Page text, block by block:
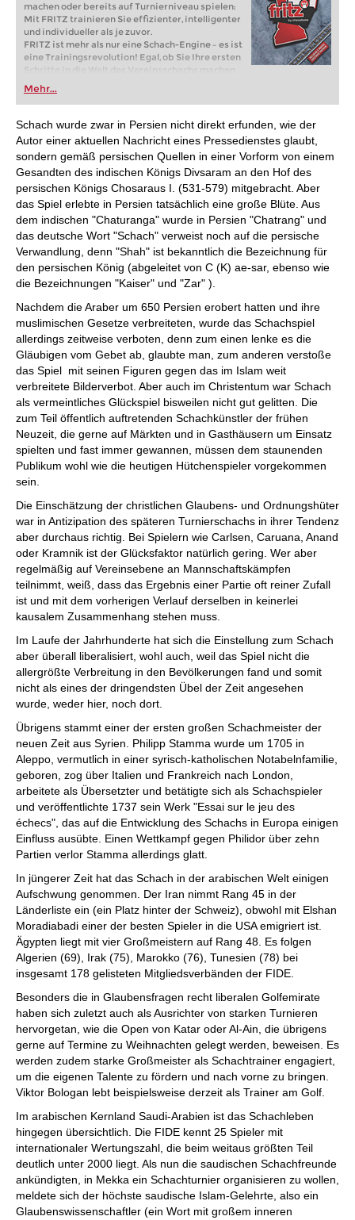
machen oder bereits auf Turnierniveau spielen:
Mit FRITZ trainieren Sie effizienter, intelligenter
und individueller als je zuvor.
FRITZ ist mehr als nur eine Schach-Engine – es ist
eine Trainingsrevolution! Egal, ob Sie Ihre ersten
Schritte in die Welt des Vereinsschachs machen
oder bereits auf Turnierniveau spielen: Mit
FRITZ trainieren Sie effizienter, intelligenter und
individueller als je zuvor.
Mehr...
Schach wurde zwar in Persien nicht direkt erfunden, wie der
Autor einer aktuellen Nachricht eines Pressedienstes glaubt,
sondern gemäß persischen Quellen in einer Vorform von einem
Gesandten des indischen Königs Divsaram an den Hof des
persischen Königs Chosaraus I. (531-579) mitgebracht. Aber
das Spiel erlebte in Persien tatsächlich eine große Blüte. Aus
dem indischen "Chaturanga" wurde in Persien "Chatrang" und
das deutsche Wort "Schach" verweist noch auf die persische
Verwandlung, denn "Shah" ist bekanntlich die Bezeichnung für
den persischen König (abgeleitet von C (K) ae-sar, ebenso wie
die Bezeichnungen "Kaiser" und "Zar" ).
Nachdem die Araber um 650 Persien erobert hatten und ihre
muslimischen Gesetze verbreiteten, wurde das Schachspiel
allerdings zeitweise verboten, denn zum einen lenke es die
Gläubigen vom Gebet ab, glaubte man, zum anderen verstoße
das Spiel mit seinen Figuren gegen das im Islam weit
verbreitete Bilderverbot. Aber auch im Christentum war Schach
als vermeintliches Glückspiel bisweilen nicht gut gelitten. Die
zum Teil öffentlich auftretenden Schachkünstler der frühen
Neuzeit, die gerne auf Märkten und in Gasthäusern um Einsatz
spielten und fast immer gewannen, müssen dem staunenden
Publikum wohl wie die heutigen Hütchenspieler vorgekommen
sein.
Die Einschätzung der christlichen Glaubens- und Ordnungshüter
war in Antizipation des späteren Turnierschachs in ihrer Tendenz
aber durchaus richtig. Bei Spielern wie Carlsen, Caruana, Anand
oder Kramnik ist der Glücksfaktor natürlich gering. Wer aber
regelmäßig auf Vereinsebene an Mannschaftskämpfen
teilnimmt, weiß, dass das Ergebnis einer Partie oft reiner Zufall
ist und mit dem vorherigen Verlauf derselben in keinerlei
kausalem Zusammenhang stehen muss.
Im Laufe der Jahrhunderte hat sich die Einstellung zum Schach
aber überall liberalisiert, wohl auch, weil das Spiel nicht die
allergrößte Verbreitung in den Bevölkerungen fand und somit
nicht als eines der dringendsten Übel der Zeit angesehen
wurde, weder hier, noch dort.
Übrigens stammt einer der ersten großen Schachmeister der
neuen Zeit aus Syrien. Philipp Stamma wurde um 1705 in
Aleppo, vermutlich in einer syrisch-katholischen Notabelnfamilie,
geboren, zog über Italien und Frankreich nach London,
arbeitete als Übersetzter und betätigte sich als Schachspieler
und veröffentlichte 1737 sein Werk "Essai sur le jeu des
échecs", das auf die Entwicklung des Schachs in Europa einigen
Einfluss ausübte. Einen Wettkampf gegen Philidor über zehn
Partien verlor Stamma allerdings glatt.
In jüngerer Zeit hat das Schach in der arabischen Welt einigen
Aufschwung genommen. Der Iran nimmt Rang 45 in der
Länderliste ein (ein Platz hinter der Schweiz), obwohl mit Elshan
Moradiabadi einer der besten Spieler in die USA emigriert ist.
Ägypten liegt mit vier Großmeistern auf Rang 48. Es folgen
Algerien (69), Irak (75), Marokko (76), Tunesien (78) bei
insgesamt 178 gelisteten Mitgliedsverbänden der FIDE.
Besonders die in Glaubensfragen recht liberalen Golfemirate
haben sich zuletzt auch als Ausrichter von starken Turnieren
hervorgetan, wie die Open von Katar oder Al-Ain, die übrigens
gerne auf Termine zu Weihnachten gelegt werden, beweisen. Es
werden zudem starke Großmeister als Schachtrainer engagiert,
um die eigenen Talente zu fördern und nach vorne zu bringen.
Viktor Bologan lebt beispielsweise derzeit als Trainer am Golf.
Im arabischen Kernland Saudi-Arabien ist das Schachleben
hingegen übersichtlich. Die FIDE kennt 25 Spieler mit
internationaler Wertungszahl, die beim weitaus größten Teil
deutlich unter 2000 liegt. Als nun die saudischen Schachfreunde
ankündigten, in Mekka ein Schachturnier organisieren zu wollen,
meldete sich der höchste saudische Islam-Gelehrte, also ein
Glaubenswissenschaftler (ein Wort mit großem inneren